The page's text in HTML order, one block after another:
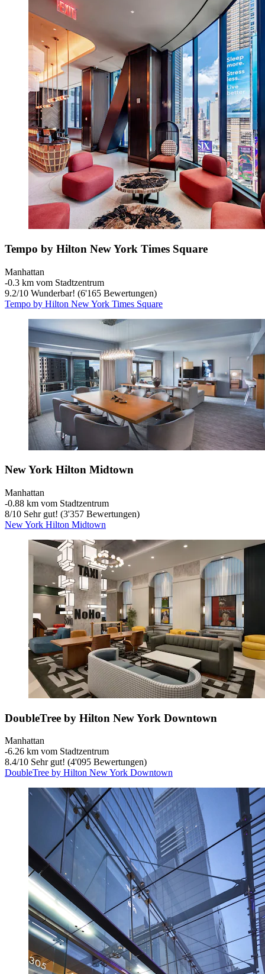
Tempo by Hilton New York Times Square
Manhattan
‐0.3 km vom Stadtzentrum
9.2/10 Wunderbar! (6'165 Bewertungen)
Tempo by Hilton New York Times Square
New York Hilton Midtown
Manhattan
‐0.88 km vom Stadtzentrum
8/10 Sehr gut! (3'357 Bewertungen)
New York Hilton Midtown
DoubleTree by Hilton New York Downtown
Manhattan
‐6.26 km vom Stadtzentrum
8.4/10 Sehr gut! (4'095 Bewertungen)
DoubleTree by Hilton New York Downtown